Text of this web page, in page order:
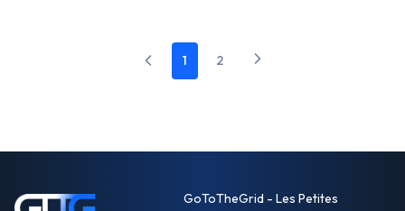
1 2
GoToTheGrid - Les Petites